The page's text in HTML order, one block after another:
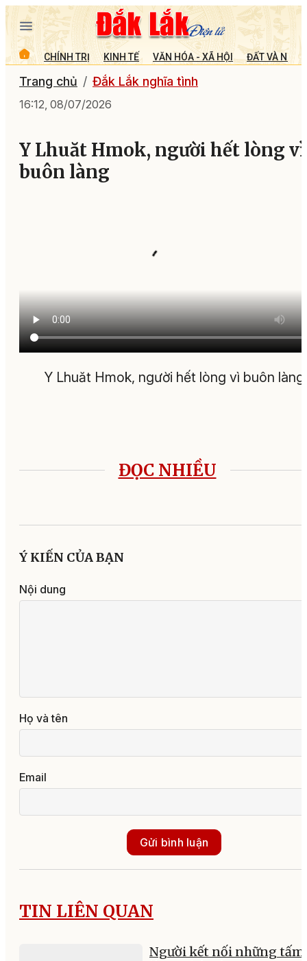
CHÍNH TRỊ KINH TẾ VĂN HÓA - XÃ HỘI ĐẤT VÀ
Trang chủ Đắk Lắk nghĩa tình
16:12, 08/07/2026
Y Lhuăt Hmok, người hết lòng vì
buôn làng
Y Lhuăt Hmok, người hết lòng vì buôn làng
ĐỌC NHIỀU
Ý KIẾN CỦA BẠN
Nội dung
Họ và tên
Email
Gửi bình luận
TIN LIÊN QUAN
Người kết nối những tấm